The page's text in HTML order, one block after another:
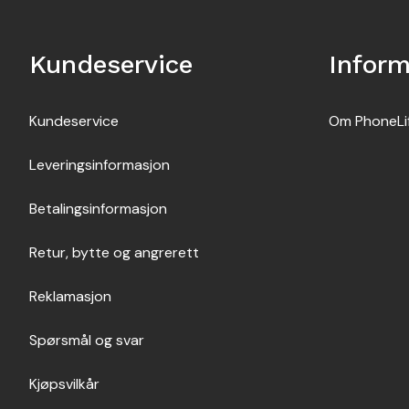
Kundeservice
Kundeservice
Leveringsinformasjon
Betalingsinformasjon
Retur, bytte og angrerett
Reklamasjon
Spørsmål og svar
Kjøpsvilkår
Om